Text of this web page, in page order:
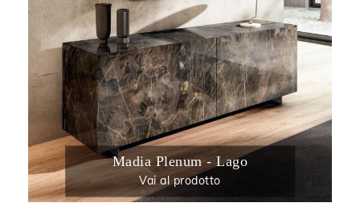
Madia Plenum - Lago
Vai al prodotto